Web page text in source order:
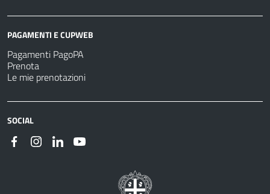
PAGAMENTI E CUPWEB
Pagamenti PagoPA
Prenota
Le mie prenotazioni
SOCIAL